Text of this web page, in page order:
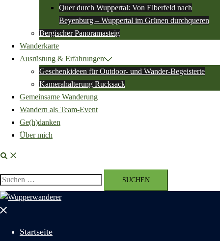
Quer durch Wuppertal: Von Elberfeld nach
Beyenburg – Wuppertal im Grünen durchqueren
Bergischer Panoramasteig
Wanderkarte
Ausrüstung & Erfahrungen
Geschenkideen für Outdoor- und Wander-Begeisterte
Kamerahalterung Rucksack
Gemeinsame Wanderung
Wandern als Team-Event
Ge(h)danken
Über mich
Suche
Suchen
nach:
Menü
Startseite